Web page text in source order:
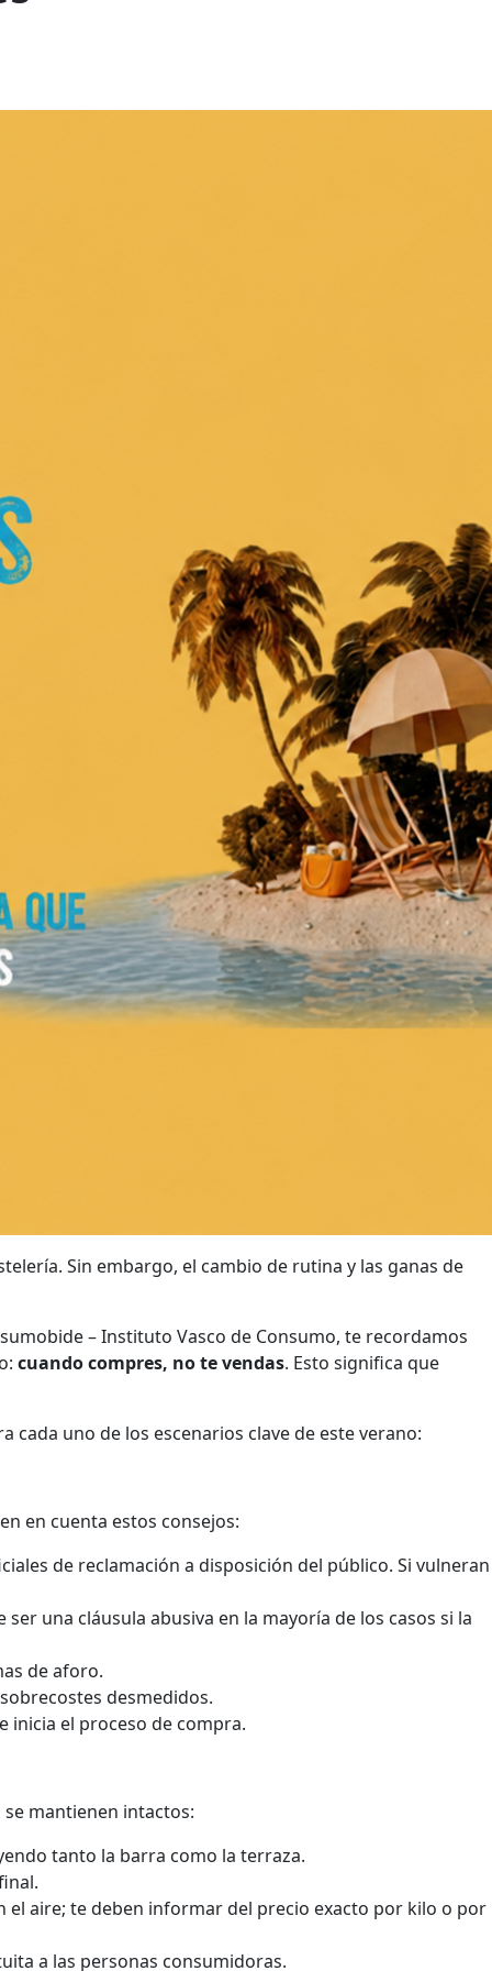
Sin embargo, el cambio de rutina y las ganas de
– Instituto Vasco de Consumo, te recordamos
cuando compres, no te vendas. Esto significa que
cada uno de los escenarios clave de este verano:
en cuenta estos consejos:
de reclamación a disposición del público. Si vulneran
una cláusula abusiva en la mayoría de los casos si la
de aforo.
desmedidos.
inicia el proceso de compra.
mantienen intactos:
tanto la barra como la terraza.
aire; te deben informar del precio exacto por kilo o por
a las personas consumidoras.